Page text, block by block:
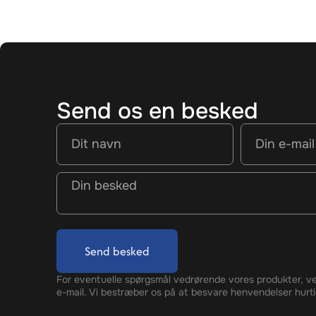
Send os en besked
Send besked
For eventuelle spørgsmål vedrørende vores produkter,
e-mail. Vi bestræber os på at besvare henvendelser